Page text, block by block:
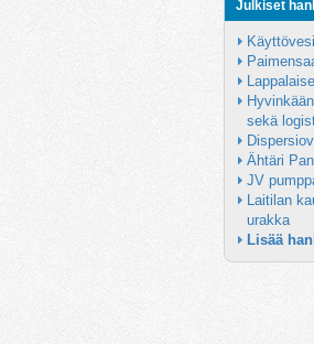
Julkiset
sekä
Ähtäri
JV
Laitilan
urakka
Lisää